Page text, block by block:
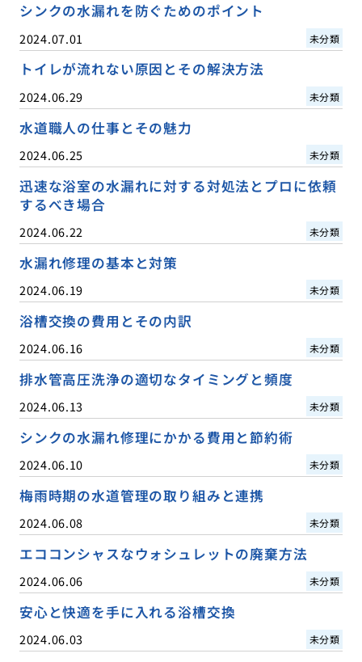
シンクの水漏れを防ぐためのポイント
2024.07.01 未分類
トイレが流れない原因とその解決方法
2024.06.29 未分類
水道職人の仕事とその魅力
2024.06.25 未分類
迅速な浴室の水漏れに対する対処法とプロに依頼
するべき場合
2024.06.22 未分類
水漏れ修理の基本と対策
2024.06.19 未分類
浴槽交換の費用とその内訳
2024.06.16 未分類
排水管高圧洗浄の適切なタイミングと頻度
2024.06.13 未分類
シンクの水漏れ修理にかかる費用と節約術
2024.06.10 未分類
梅雨時期の水道管理の取り組みと連携
2024.06.08 未分類
エココンシャスなウォシュレットの廃棄方法
2024.06.06 未分類
安心と快適を手に入れる浴槽交換
2024.06.03 未分類